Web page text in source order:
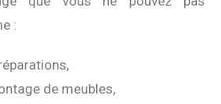
:
de meubles,